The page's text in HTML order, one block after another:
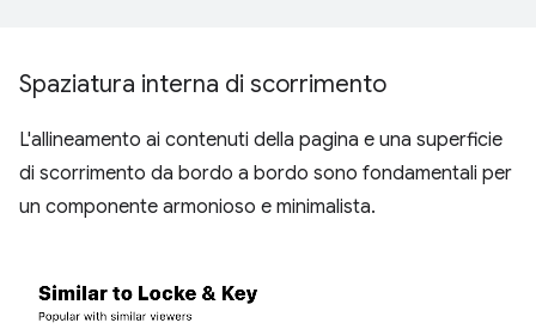
Spaziatura interna di scorrimento
L'allineamento ai contenuti della pagina e una superficie
di scorrimento da bordo a bordo sono fondamentali per
un componente armonioso e minimalista.